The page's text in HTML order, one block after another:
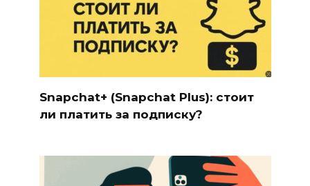
Snapchat+ (Snapchat Plus): стоит
ли платить за подписку?